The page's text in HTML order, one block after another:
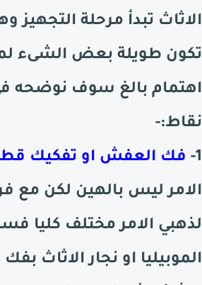
الاثاث تبدأ مرحلة التجهيز
تكون طويلة بعض الشىء
اهتمام بالغ سوف نوضحه
نقاط:-
1-
فك العفش او تفكيك
الامر ليس بالهين لكن مع
لذهبي الامر مختلف كليا
الموبيليا او نجار الاثاث